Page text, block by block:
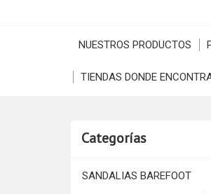
NUESTROS PRODUCTOS
TIENDAS DONDE
Categorías
SANDALIAS BAREFOOT